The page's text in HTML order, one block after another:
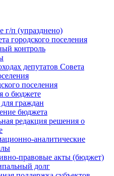
г/п (упразднено)
городского поселения
контроль
депутатов Совета
поселения
о бюджете
граждан
бюджета
редакция решения о
аналитические
правовые акты (бюджет)
долг